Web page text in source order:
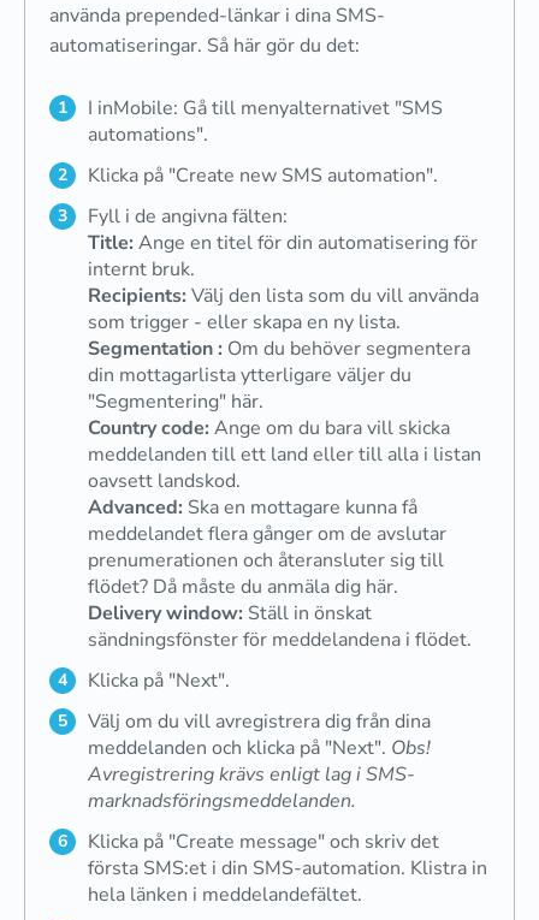
använda prepended-länkar i dina SMS-
automatiseringar. Så här gör du det:
I inMobile: Gå till menyalternativet "SMS
automations".
Klicka på "Create new SMS automation".
Fyll i de angivna fälten:
Title: Ange en titel för din automatisering för
internt bruk.
Recipients: Välj den lista som du vill använda
som trigger - eller skapa en ny lista.
Segmentation: Om du behöver segmentera
din mottagarlista ytterligare väljer du
"Segmentering" här.
Country code: Ange om du bara vill skicka
meddelanden till ett land eller till alla i listan
oavsett landskod.
Advanced: Ska en mottagare kunna få
meddelandet flera gånger om de avslutar
prenumerationen och återansluter sig till
flödet? Då måste du anmäla dig här.
Delivery window: Ställ in önskat
sändningsfönster för meddelandena i flödet.
Klicka på "Next".
Välj om du vill avregistrera dig från dina
meddelanden och klicka på "Next". Obs!
Avregistrering krävs enligt lag i SMS-
marknadsföringsmeddelanden.
Klicka på "Create message" och skriv det
första SMS:et i din SMS-automation. Klistra in
hela länken i meddelandefältet.